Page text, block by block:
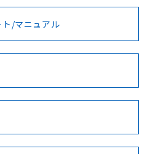
いただく前に、以下を必ずお読
例
Cd Cr(VI)
/マニュアル